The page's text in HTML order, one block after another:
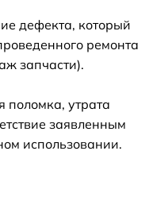
дефекта, который
ремонта
запчасти).
утрата
заявленным
использовании.